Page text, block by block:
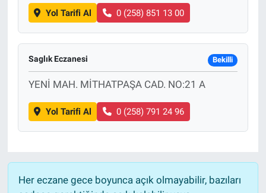
Yol Tarifi Al 0 (258) 851 13 00
Saglık Eczanesi Bekilli
YENİ MAH. MİTHATPAŞA CAD. NO:21 A
Yol Tarifi Al 0 (258) 791 24 96
Her eczane gece boyunca açık olmayabilir, bazıları